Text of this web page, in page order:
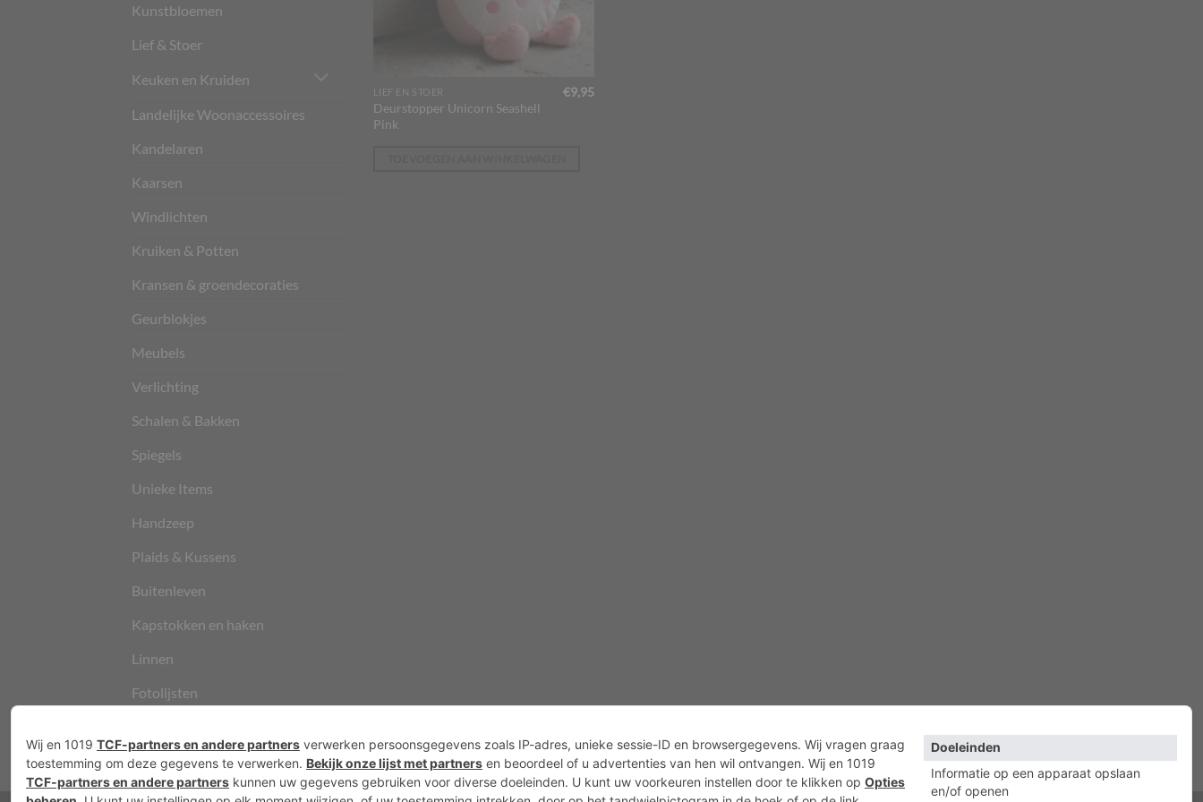
Kunstbloemen
Lief & Stoer
Keuken en Kruiden
Landelijke Woonaccessoires
Kandelaren
Kaarsen
Windlichten
Kruiken & Potten
Kransen & groendecoraties
Geurblokjes
Meubels
Verlichting
Schalen & Bakken
Spiegels
Unieke Items
Handzeep
Plaids & Kussens
Buitenleven
Kapstokken en haken
Linnen
Fotolijsten
LIEF EN STOER
Deurstopper Unicorn Seashell
Pink
€9,95